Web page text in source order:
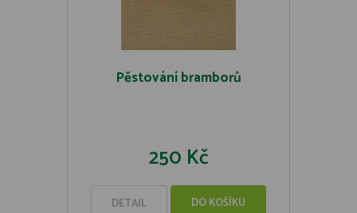
Pěstování bramborů
250 Kč
DETAIL DO KOŠÍKU